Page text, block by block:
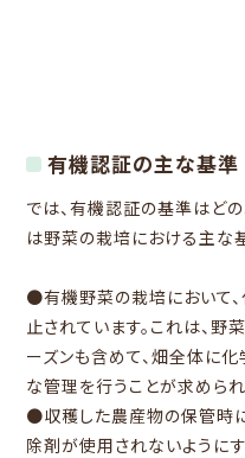
有機認証の主な基準
では、有機認証の基準はど
は野菜の栽培における主な
●有機野菜の栽培において
止されています。これは、
ーズンも含めて、畑全体に
な管理を行うことが求められ
●収穫した農産物の保管時
除剤が使用されないように